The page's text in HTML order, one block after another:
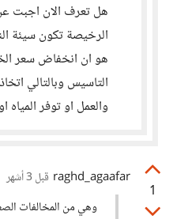
هل تعرف الان اجبت عن
الرخيصة تكون سيئة
هو ان انخفاض سعر
التاسيس وبالتالي
والعمل او توفر المياه
1
raghd_agaafar قبل 3 أشهر
وهي من المخالفات